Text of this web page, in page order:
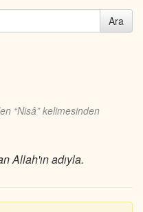
Ara
“Nisâ” kelimesinden
Allah'ın adıyla.